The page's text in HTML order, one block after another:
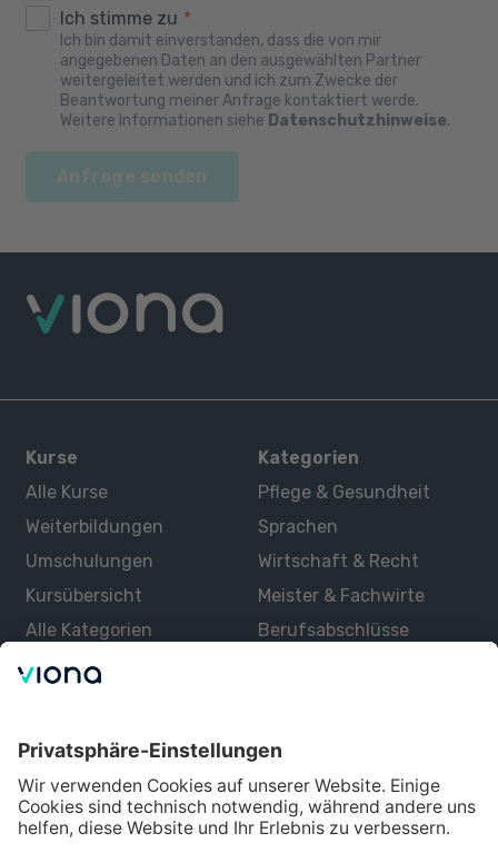
Ich stimme zu *
Ich bin damit einverstanden, dass die von mir
angegebenen Daten an den ausgewählten Partner
weitergeleitet werden und ich zum Zwecke der
Beantwortung meiner Anfrage kontaktiert werde.
Weitere Informationen siehe Datenschutzhinweise.
Kurse
Alle Kurse
Weiterbildungen
Umschulungen
Kursübersicht
Alle Kategorien
Kategorien
Pflege & Gesundheit
Sprachen
Wirtschaft & Recht
Meister & Fachwirte
Berufsabschlüsse
Über uns
Lernen mit Viona
Alle Partner
Partner werden